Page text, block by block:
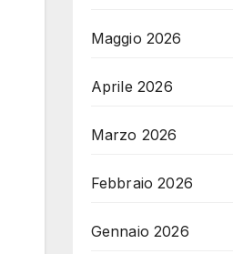
Maggio 2026
Aprile 2026
Marzo 2026
Febbraio 2026
Gennaio 2026